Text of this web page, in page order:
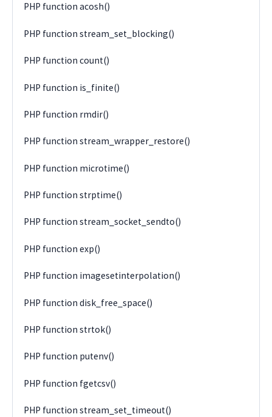
PHP function acosh()
PHP function stream_set_blocking()
PHP function count()
PHP function is_finite()
PHP function rmdir()
PHP function stream_wrapper_restore()
PHP function microtime()
PHP function strptime()
PHP function stream_socket_sendto()
PHP function exp()
PHP function imagesetinterpolation()
PHP function disk_free_space()
PHP function strtok()
PHP function putenv()
PHP function fgetcsv()
PHP function stream_set_timeout()